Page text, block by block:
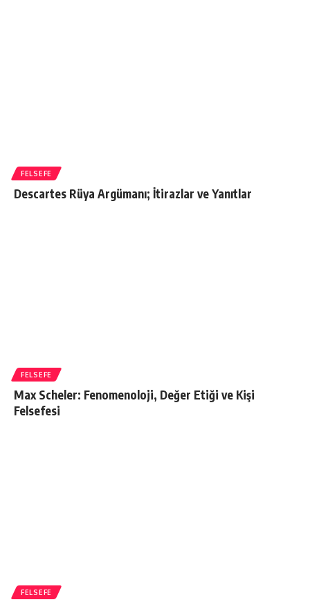
FELSEFE
Descartes Rüya Argümanı; İtirazlar ve Yanıtlar
FELSEFE
Max Scheler: Fenomenoloji, Değer Etiği ve Kişi
Felsefesi
FELSEFE